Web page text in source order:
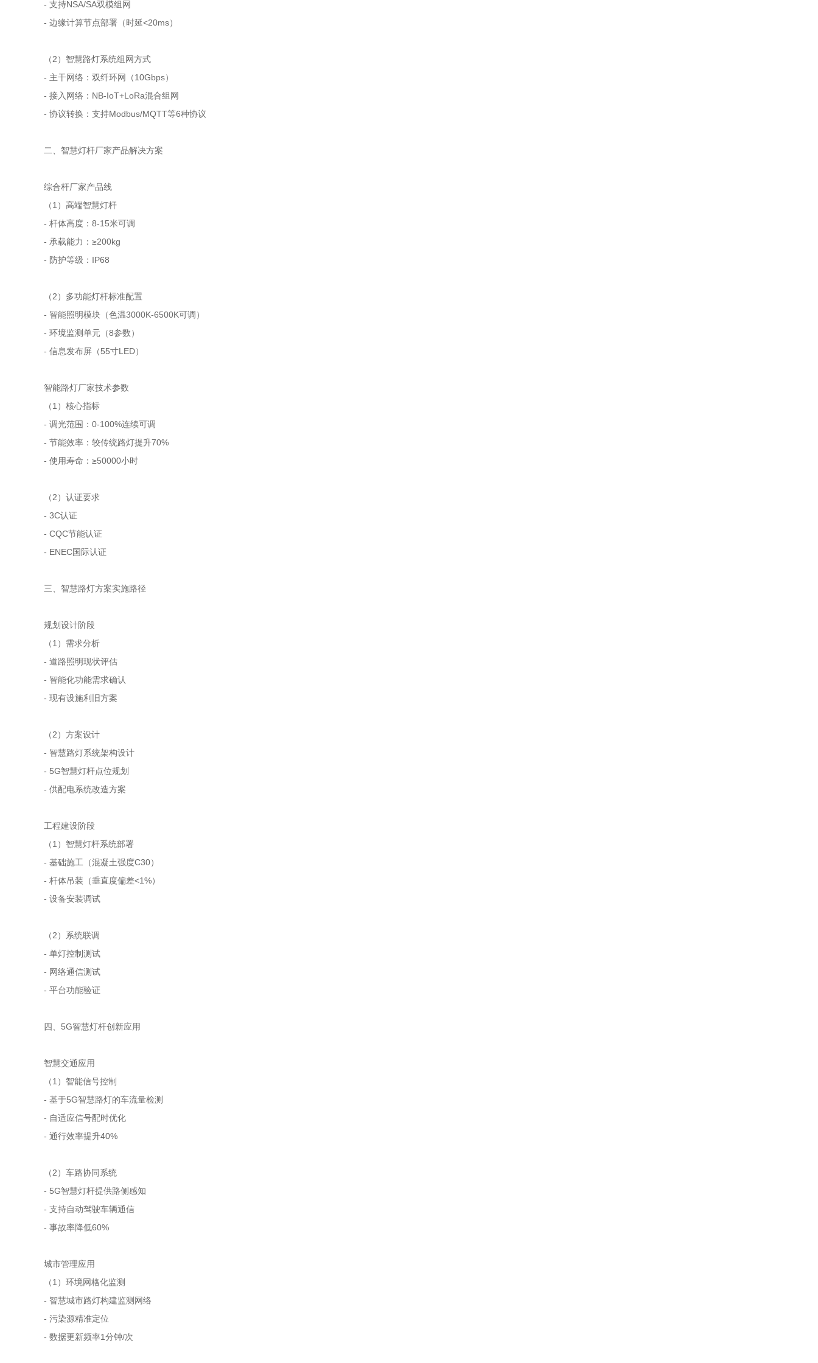
- 支持NSA/SA双模组网
- 边缘计算节点部署（时延<20ms）
（2）智慧路灯系统组网方式
- 主干网络：双纤环网（10Gbps）
- 接入网络：NB-IoT+LoRa混合组网
- 协议转换：支持Modbus/MQTT等6种协议
二、智慧灯杆厂家产品解决方案
综合杆厂家产品线
（1）高端智慧灯杆
- 杆体高度：8-15米可调
- 承载能力：≥200kg
- 防护等级：IP68
（2）多功能灯杆标准配置
- 智能照明模块（色温3000K-6500K可调）
- 环境监测单元（8参数）
- 信息发布屏（55寸LED）
智能路灯厂家技术参数
（1）核心指标
- 调光范围：0-100%连续可调
- 节能效率：较传统路灯提升70%
- 使用寿命：≥50000小时
（2）认证要求
- 3C认证
- CQC节能认证
- ENEC国际认证
三、智慧路灯方案实施路径
规划设计阶段
（1）需求分析
- 道路照明现状评估
- 智能化功能需求确认
- 现有设施利旧方案
（2）方案设计
- 智慧路灯系统架构设计
- 5G智慧灯杆点位规划
- 供配电系统改造方案
工程建设阶段
（1）智慧灯杆系统部署
- 基础施工（混凝土强度C30）
- 杆体吊装（垂直度偏差<1%）
- 设备安装调试
（2）系统联调
- 单灯控制测试
- 网络通信测试
- 平台功能验证
四、5G智慧灯杆创新应用
智慧交通应用
（1）智能信号控制
- 基于5G智慧路灯的车流量检测
- 自适应信号配时优化
- 通行效率提升40%
（2）车路协同系统
- 5G智慧灯杆提供路侧感知
- 支持自动驾驶车辆通信
- 事故率降低60%
城市管理应用
（1）环境网格化监测
- 智慧城市路灯构建监测网络
- 污染源精准定位
- 数据更新频率1分钟/次